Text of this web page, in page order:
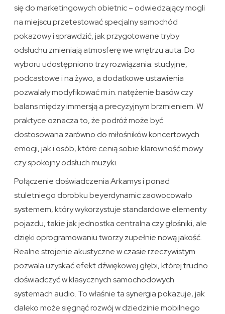
się do marketingowych obietnic – odwiedzający mogli
na miejscu przetestować specjalny samochód
pokazowy i sprawdzić, jak przygotowane tryby
odsłuchu zmieniają atmosferę we wnętrzu auta. Do
wyboru udostępniono trzy rozwiązania: studyjne,
podcastowe i na żywo, a dodatkowe ustawienia
pozwalały modyfikować m.in. natężenie basów czy
balans między immersją a precyzyjnym brzmieniem. W
praktyce oznacza to, że podróż może być
dostosowana zarówno do miłośników koncertowych
emocji, jak i osób, które cenią sobie klarowność mowy
czy spokojny odsłuch muzyki.
Połączenie doświadczenia Arkamys i ponad
stuletniego dorobku beyerdynamic zaowocowało
systemem, który wykorzystuje standardowe elementy
pojazdu, takie jak jednostka centralna czy głośniki, ale
dzięki oprogramowaniu tworzy zupełnie nową jakość.
Realne strojenie akustyczne w czasie rzeczywistym
pozwala uzyskać efekt dźwiękowej głębi, której trudno
doświadczyć w klasycznych samochodowych
systemach audio. To właśnie ta synergia pokazuje, jak
daleko może sięgnąć rozwój w dziedzinie mobilnego